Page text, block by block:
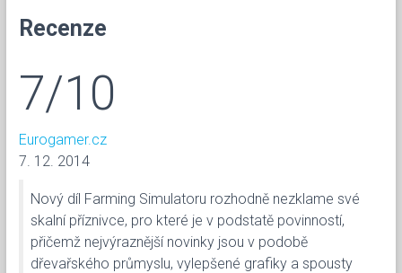
Recenze
7/10
Eurogamer.cz
7. 12. 2014
Nový díl Farming Simulatoru rozhodně nezklame své
skalní příznivce, pro které je v podstatě povinností,
přičemž nejvýraznější novinky jsou v podobě
dřevařského průmyslu, vylepšené grafiky a spousty